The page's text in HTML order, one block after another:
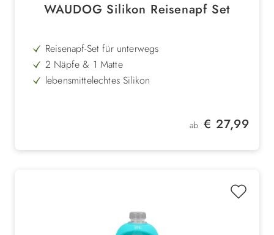
WAUDOG Silikon Reisenapf Set
Reisenapf-Set für unterwegs
2 Näpfe & 1 Matte
lebensmittelechtes Silikon
Regulärer Preis:
ab € 27,99